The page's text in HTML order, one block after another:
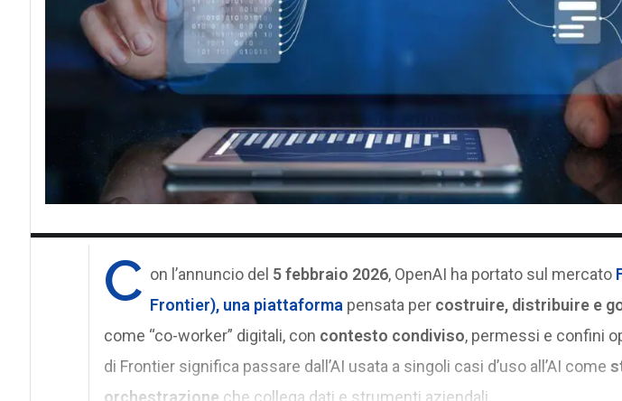
C on l’annuncio del 5 febbraio 2026, OpenAI ha portato sul mercato
Frontier), una piattaforma pensata per costruire, distribuire e
come “co-worker” digitali, con contesto condiviso, permessi e confini
di Frontier significa passare dall’AI usata a singoli casi d’uso all’AI come
orchestrazione che collega dati e strumenti aziendali.